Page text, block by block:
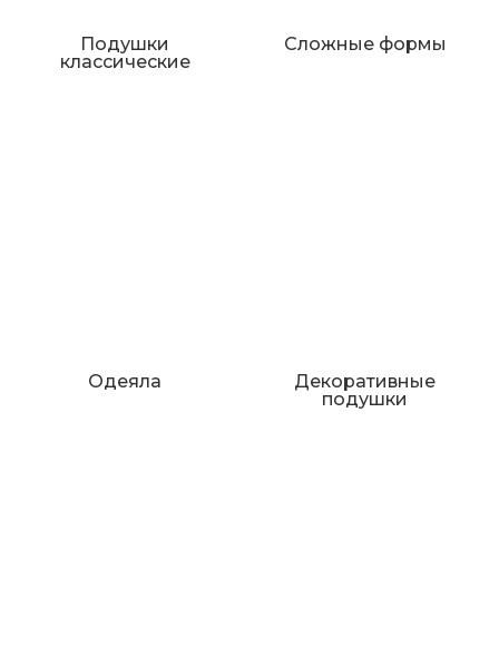
Подушки
классические
Сложные формы
Одеяла
Декоративные
подушки